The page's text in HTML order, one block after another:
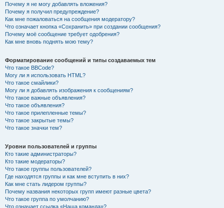
Почему я не могу добавлять вложения?
Почему я получил предупреждение?
Как мне пожаловаться на сообщения модератору?
Что означает кнопка «Сохранить» при создании сообщения?
Почему моё сообщение требует одобрения?
Как мне вновь поднять мою тему?
Форматирование сообщений и типы создаваемых тем
Что такое BBCode?
Могу ли я использовать HTML?
Что такое смайлики?
Могу ли я добавлять изображения к сообщениям?
Что такое важные объявления?
Что такое объявления?
Что такое прилепленные темы?
Что такое закрытые темы?
Что такое значки тем?
Уровни пользователей и группы
Кто такие администраторы?
Кто такие модераторы?
Что такое группы пользователей?
Где находятся группы и как мне вступить в них?
Как мне стать лидером группы?
Почему названия некоторых групп имеют разные цвета?
Что такое группа по умолчанию?
Что означает ссылка «Наша команда»?